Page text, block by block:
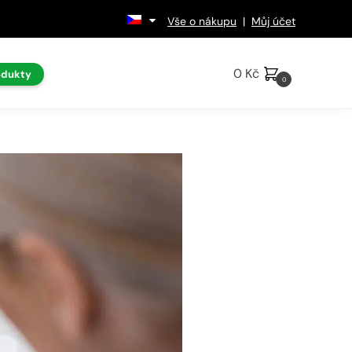
Vše o nákupu | Můj účet
0 Kč 0